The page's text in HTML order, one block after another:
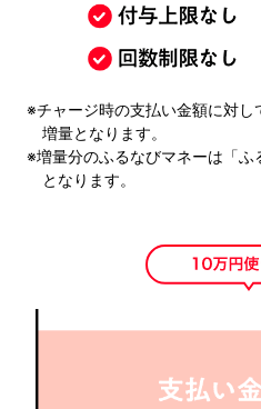
チャージ時の支払い金額に対
増量となります。
増量分のふるなびマネーは「ふ
となります。